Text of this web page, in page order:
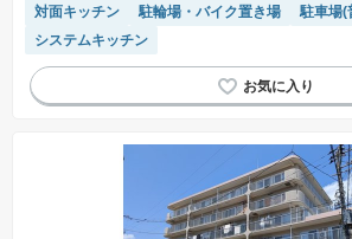
対面キッチン 駐輪場・バイク置き場
駐車場(
システムキッチン